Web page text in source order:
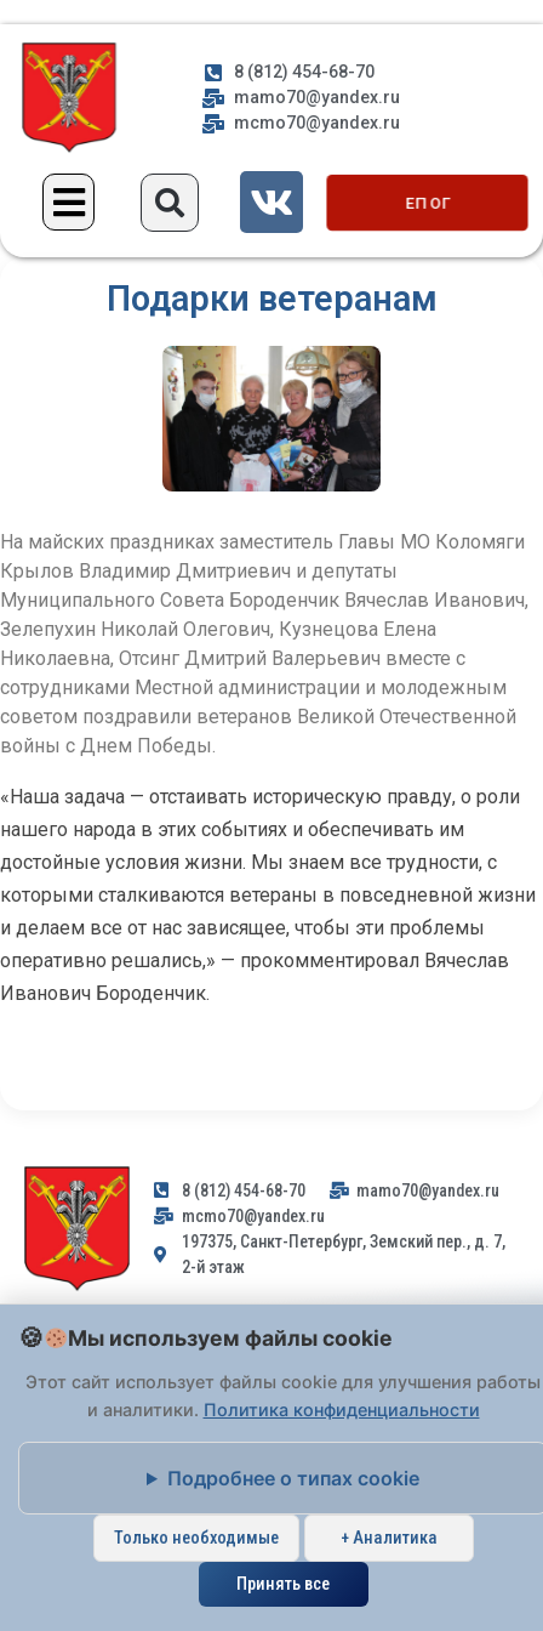
8 (812) 454-68-70
mamo70@yandex.ru
mcmo70@yandex.ru
ЕП ОГ
Подарки ветеранам
На майских праздниках заместитель Главы МО Коломяги
Крылов Владимир Дмитриевич и депутаты
Муниципального Совета Бороденчик Вячеслав Иванович,
Зелепухин Николай Олегович, Кузнецова Елена
Николаевна, Отсинг Дмитрий Валерьевич вместе с
сотрудниками Местной администрации и молодежным
советом поздравили ветеранов Великой Отечественной
войны с Днем Победы.
«Наша задача — отстаивать историческую правду, о роли
нашего народа в этих событиях и обеспечивать им
достойные условия жизни. Мы знаем все трудности, с
которыми сталкиваются ветераны в повседневной жизни
и делаем все от нас зависящее, чтобы эти проблемы
оперативно решались,» — прокомментировал Вячеслав
Иванович Бороденчик.
8 (812) 454-68-70
mamo70@yandex.ru
mcmo70@yandex.ru
197375, Санкт-Петербург, Земский пер., д. 7,
2-й этаж
Заявления и обращения граждан и организаций, поступившие на
адрес email, не могут быть рассмотрены на основании
Федерального закона от 02.05.2006 № 59-ФЗ. Обращения
принимаются только: по почте, черезпортал «Госуслуги» (ЕПГУ)
Мы используем файлы cookie
Этот сайт использует файлы cookie для улучшения работы
и аналитики. Политика конфиденциальности
Подробнее о типах cookie
Только необходимые + Аналитика
Принять все